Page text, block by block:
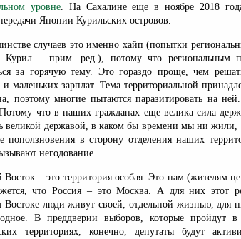
уровне. На Сахалине еще в ноябре 2018
Японии Курильских островов.
случаев это именно хайп (попытки
Курил – прим. ред.), потому что региональным
за горячую тему. Это гораздо проще, чем
и маленьких зарплат. Тема территориальной
поэтому многие пытаются паразитировать на
Потому что в наших гражданах еще велика сила
великой державой, в каком бы времени мы ни
поползновения в сторону отделения наших
негодование.
Восток – это территория особая. Это нам (жителям
что Россия – это Москва. А для них этот
Востоке люди живут своей, отдельной жизнью, для
В преддверии выборов, которые пройдут
территориях, конечно, депутаты будут